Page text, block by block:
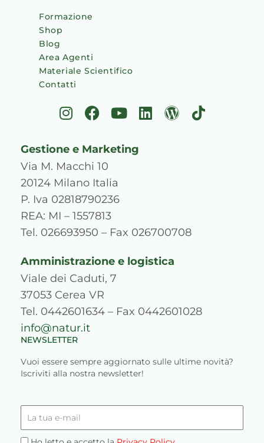
Formazione
Shop
Blog
Area Agenti
Materiale Scientifico
Contatti
I
n
t
a
g
r
a
m
F
a
e
b
o
o
k
Y
o
t
e
L
i
W
o
s
T
i
Gestione e Marketing
Via M. Macchi 10
20124 Milano Italia
P. Iva 02818790236
REA: MI – 1557813
Tel. 026693950 – Fax 026700708
Amministrazione e logistica
Viale dei Caduti, 7
37053 Cerea VR
Tel. 0442601634 – Fax 0442601028
info@natur.it
NEWSLETTER
Vuoi essere sempre aggiornato sulle ultime novità?
Iscriviti alla nostra newsletter!
tua